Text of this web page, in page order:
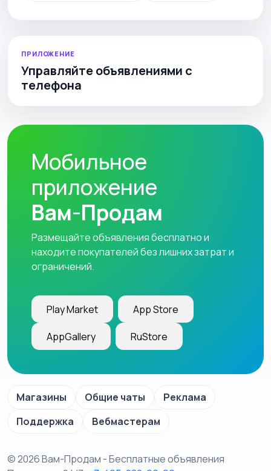
ПРИЛОЖЕНИЕ
Управляйте объявлениями с
телефона
Мобильное
приложение
Вам-Продам
Размещайте объявления бесплатно и
находите покупателей без лишних затрат и
ограничений.
Play Market App Store
AppGallery RuStore
Магазины Общие чаты
Реклама
Поддержка
Вебмастерам
© 2026 Вам-Продам - Бесплатные объявления